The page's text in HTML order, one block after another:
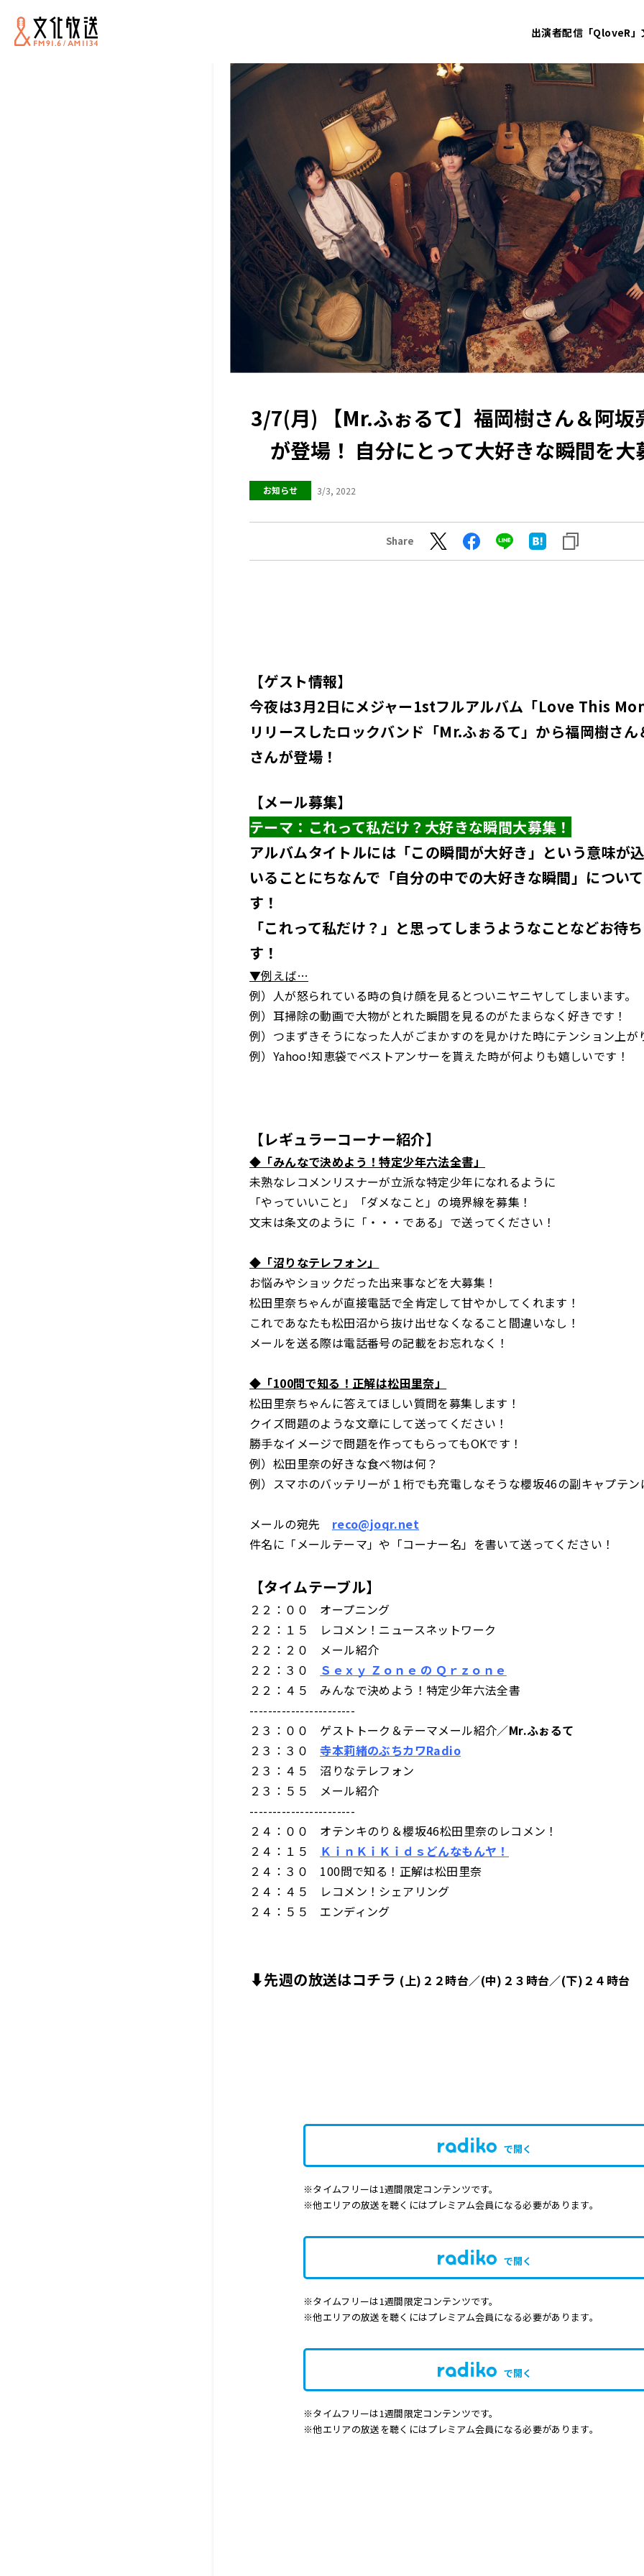
出演者配信「QloveR」
3/7(月) 【Mr.ふぉるて】福岡樹さん＆阿坂
が登場！ 自分にとって大好きな瞬間を大
お知らせ 3/3, 2022
Share
【ゲスト情報】
今夜は3月2日にメジャー1stフルアルバム「Love This
リリースしたロックバンド「Mr.ふぉるて」から福岡樹さん
さんが登場！
【メール募集】
テーマ：これって私だけ？大好きな瞬間大募集！
アルバムタイトルには「この瞬間が大好き」という意味が
いることにちなんで「自分の中での大好きな瞬間」につい
す！
「これって私だけ？」と思ってしまうようなことなどお待
す！
▼例えば…
例）人が怒られている時の負け顔を見るとついニヤニヤしてしまいます。
例）耳掃除の動画で大物がとれた瞬間を見るのがたまらなく好きです！
例）つまずきそうになった人がごまかすのを見かけた時にテンション上が
例）Yahoo!知恵袋でベストアンサーを貰えた時が何よりも嬉しいです！
【レギュラーコーナー紹介】
◆「みんなで決めよう！特定少年六法全書」
未熟なレコメンリスナーが立派な特定少年になれるように
「やっていいこと」「ダメなこと」の境界線を募集！
文末は条文のように「・・・である」で送ってください！
◆「沼りなテレフォン」
お悩みやショックだった出来事などを大募集！
松田里奈ちゃんが直接電話で全肯定して甘やかしてくれます！
これであなたも松田沼から抜け出せなくなること間違いなし！
メールを送る際は電話番号の記載をお忘れなく！
◆「100問で知る！正解は松田里奈」
松田里奈ちゃんに答えてほしい質問を募集します！
クイズ問題のような文章にして送ってください！
勝手なイメージで問題を作ってもらってもOKです！
例）松田里奈の好きな食べ物は何？
例）スマホのバッテリーが１桁でも充電しなそうな櫻坂46の副キャプテン
メールの宛先 reco@joqr.net
件名に「メールテーマ」や「コーナー名」を書いて送ってください！
【タイムテーブル】
２２：００ オープニング
２２：１５ レコメン！ニュースネットワーク
２２：２０ メール紹介
２２：３０
Ｓｅｘｙ Ｚｏｎｅ の Ｑｒｚｏｎｅ
２２：４５ みんなで決めよう！特定少年六法全書
-----------------------
２３：００ ゲストトーク＆テーマメール紹介／Mr.ふぉるて
２３：３０寺本莉緒のぶちカワRadio
２３：４５ 沼りなテレフォン
２３：５５ メール紹介
-----------------------
２４：００ オテンキのり＆櫻坂46松田里奈のレコメン！
２４：１５
ＫｉｎＫｉＫｉｄｓどんなもんヤ！
２４：３０ 100問で知る！正解は松田里奈
２４：４５ レコメン！ シェアリング
２４：５５ エンディング
⬇先週の放送はコチラ (上)２２時台／(中)２３時台／(下)２４時台
で開く
※タイムフリーは1週間限定コンテンツです。
※他エリアの放送を聴くにはプレミアム会員になる必要があります。
で開く
※タイムフリーは1週間限定コンテンツです。
※他エリアの放送を聴くにはプレミアム会員になる必要があります。
で開く
※タイムフリーは1週間限定コンテンツです。
※他エリアの放送を聴くにはプレミアム会員になる必要があります。